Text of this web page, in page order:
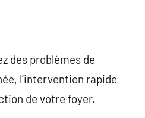
des problèmes de
l’intervention rapide
de votre foyer.